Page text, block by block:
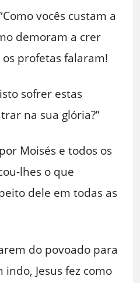
vocês custam a
demoram a crer
profetas falaram!
sofrer estas
na sua glória?”
Moisés e todos os
lhes o que
dele em todas as
do povoado para
Jesus fez como